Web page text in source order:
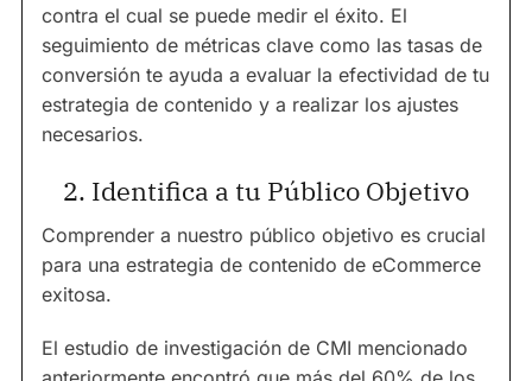
contra el cual se puede medir el éxito. El
seguimiento de métricas clave como las tasas de
conversión te ayuda a evaluar la efectividad de tu
estrategia de contenido y a realizar los ajustes
necesarios.
2. Identifica a tu Público Objetivo
Comprender a nuestro público objetivo es crucial
para una estrategia de contenido de eCommerce
exitosa.
El estudio de investigación de CMI mencionado